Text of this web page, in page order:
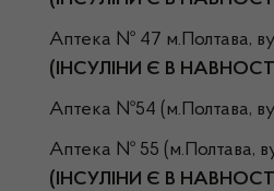
Аптека № 47 м.Полтава,
(ІНСУЛІНИ Є В
Аптека №54 (м.Полтава,
Аптека № 55 (м.Полтава,
(ІНСУЛІНИ Є В